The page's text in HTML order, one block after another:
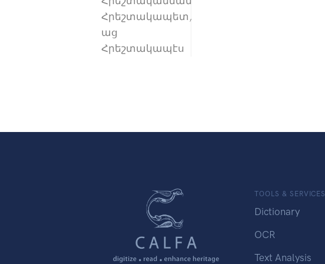
Հրեշտակապետ,
աց
Հրեշտակապէս
TOOLS & SERVICES
Dictionary
OCR
Text Analysis